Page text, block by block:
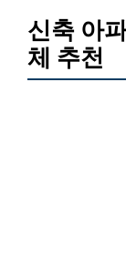
신축 아
체 추천